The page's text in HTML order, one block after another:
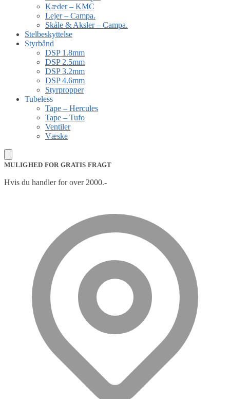
Kæder – KMC
Lejer – Campa.
Skåle & Aksler – Campa.
Stelbeskyttelse
Styrbånd
DSP 1.8mm
DSP 2.5mm
DSP 3.2mm
DSP 4.6mm
Styrpropper
Tubeless
Tape – Hercules
Tape – Tufo
Ventiler
Væske
MULIGHED FOR GRATIS FRAGT
Hvis du handler for over 2000.-